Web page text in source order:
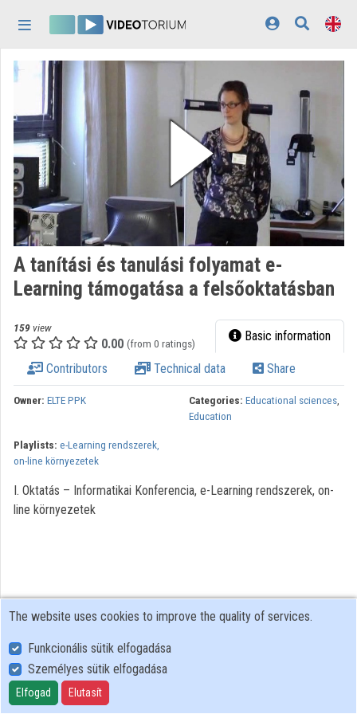
Home
Log In
Discovery
Categories
Playlists
Organizations
Contributors
A tanítási és tanulási folyamat e-
Learning támogatása a felsőoktatásban
159 view
0.00 (from 0 ratings) Basic information
Contributors Technical data Share
Owner: ELTE PPK Categories: Educational sciences,
Education
Playlists: e-Learning rendszerek,
on-line környezetek
I. Oktatás – Informatikai Konferencia, e-Learning rendszerek, on-
line környezetek
User Policy
Adatkezelési tájékoztató (en)
Cookie Policy
The website uses cookies to improve the quality of services.
Funkcionális sütik elfogadása
Személyes sütik elfogadása
Elfogad Elutasít